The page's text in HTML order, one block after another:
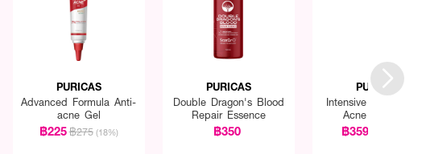
PURICAS
Advanced Formula Anti-
acne Gel
฿225฿275 (18%)
PURICAS
Double Dragon's Blood
Repair Essence
฿350
PURICAS
Intensive Dark Spot
Acne Scar Gel
฿359